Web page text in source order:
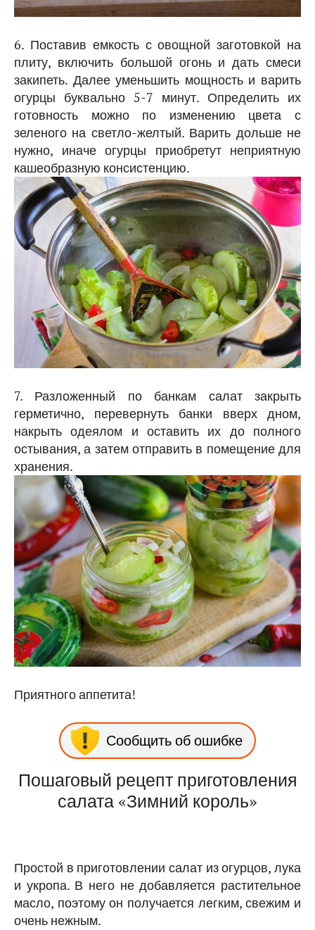
6. Поставив емкость с овощной заготовкой на
плиту, включить большой огонь и дать смеси
закипеть. Далее уменьшить мощность и варить
огурцы буквально 5-7 минут. Определить их
готовность можно по изменению цвета с
зеленого на светло-желтый. Варить дольше не
нужно, иначе огурцы приобретут неприятную
кашеобразную консистенцию.
7. Разложенный по банкам салат закрыть
герметично, перевернуть банки вверх дном,
накрыть одеялом и оставить их до полного
остывания, а затем отправить в помещение для
хранения.
Приятного аппетита!
Сообщить об ошибке
Пошаговый рецепт приготовления
салата «Зимний король»
Простой в приготовлении салат из огурцов, лука
и укропа. В него не добавляется растительное
масло, поэтому он получается легким, свежим и
очень нежным.